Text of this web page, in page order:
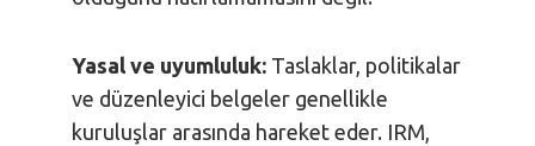
Yasal ve uyumluluk: Taslaklar, politikalar
ve düzenleyici belgeler genellikle
kuruluşlar arasında hareket eder. IRM,